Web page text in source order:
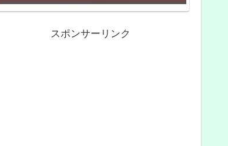
スポンサーリンク